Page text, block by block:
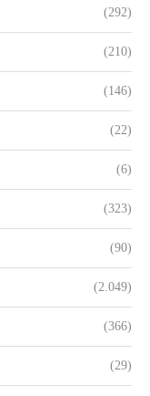
(292)
(210)
(146)
(22)
(6)
(323)
(90)
(2.049)
(366)
(29)